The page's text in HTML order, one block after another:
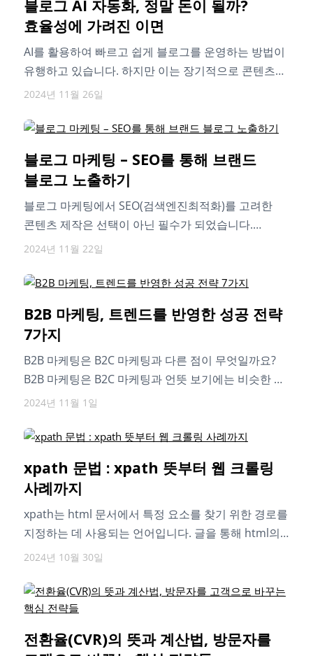
블로그 AI 자동화, 정말 돈이 될까?
효율성에 가려진 이면
AI를 활용하여 빠르고 쉽게 블로그를 운영하는 방법이
유행하고 있습니다. 하지만 이는 장기적으로 콘텐츠의
신뢰도를 잃게 하는 수단이 될…
2024년 11월 26일
블로그 마케팅 – SEO를 통해 브랜드
블로그 노출하기
블로그 마케팅에서 SEO(검색엔진최적화)를 고려한
콘텐츠 제작은 선택이 아닌 필수가 되었습니다.
효과적인 블로그 마케팅 전략을 위해 SEO를 고려한
2024년 11월 22일
B2B 마케팅, 트렌드를 반영한 성공 전략
7가지
B2B 마케팅은 B2C 마케팅과 다른 점이 무엇일까요?
B2B 마케팅은 B2C 마케팅과 언뜻 보기에는 비슷한 것
같지만, 사실 개인이…
2024년 11월 1일
xpath 문법 : xpath 뜻부터 웹 크롤링
사례까지
xpath는 html 문서에서 특정 요소를 찾기 위한 경로를
지정하는 데 사용되는 언어입니다. 글을 통해 html의
구조부터 xpath의 뜻과…
2024년 10월 30일
전환율(CVR)의 뜻과 계산법, 방문자를